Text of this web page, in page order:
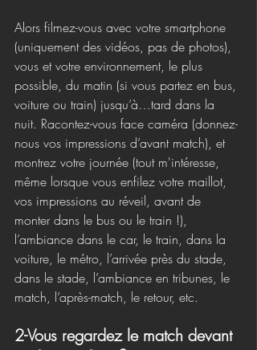
Alors filmez-vous avec votre smartphone
(uniquement des vidéos, pas de photos),
vous et votre environnement, le plus
possible, du matin (si vous partez en bus,
voiture ou train) jusqu’à…tard dans la
nuit. Racontez-vous face caméra (donnez-
nous vos impressions d’avant match), et
montrez votre journée (tout m'intéresse,
même lorsque vous enfilez votre maillot,
vos impressions au réveil, avant de
monter dans le bus ou le train !),
l’ambiance dans le car, le train, dans la
voiture, le métro, l’arrivée près du stade,
dans le stade, l’ambiance en tribunes, le
match, l’après-match, le retour, etc.
2-Vous regardez le match devant